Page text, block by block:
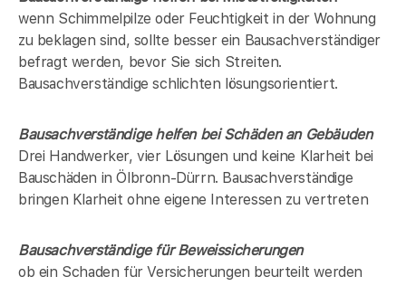
wenn Schimmelpilze oder Feuchtigkeit in der Wohnung
zu beklagen sind, sollte besser ein Bausachverständiger
befragt werden, bevor Sie sich Streiten.
Bausachverständige schlichten lösungsorientiert.
Bausachverständige helfen bei Schäden an Gebäuden
Drei Handwerker, vier Lösungen und keine Klarheit bei
Bauschäden inÖlbronn-Dürrn. Bausachverständige
bringen Klarheit ohne eigene Interessen zu vertreten
Bausachverständige für Beweissicherungen
ob ein Schaden für Versicherungen beurteilt werden